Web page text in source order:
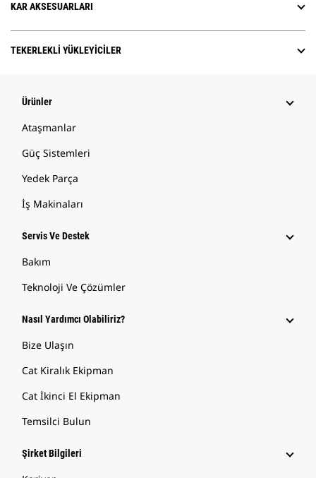
KAR AKSESUARLARI
TEKERLEKLI YÜKLEYICILER
Ürünler
Ataşmanlar
Güç Sistemleri
Yedek Parça
İş Makinaları
Servis Ve Destek
Bakım
Teknoloji Ve Çözümler
Nasıl Yardımcı Olabiliriz?
Bize Ulaşın
Cat Kiralık Ekipman
Cat İkinci El Ekipman
Temsilci Bulun
Şirket Bilgileri